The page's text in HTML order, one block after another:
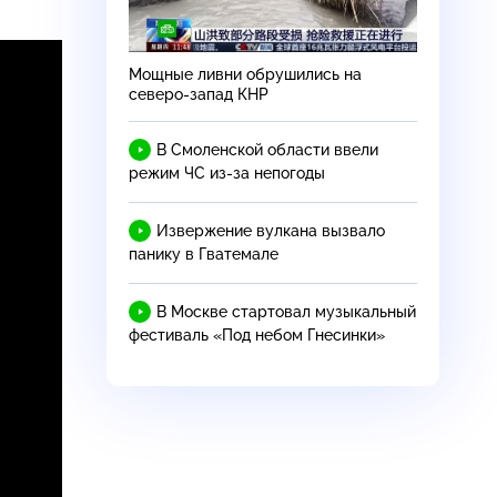
Мощные ливни обрушились на
северо-запад КНР
В Смоленской области ввели
режим ЧС из-за непогоды
Извержение вулкана вызвало
панику в Гватемале
В Москве стартовал музыкальный
фестиваль «Под небом Гнесинки»